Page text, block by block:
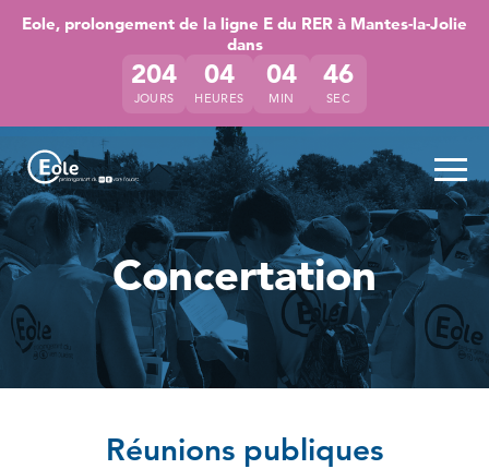
Accéder directement au contenu de la page
Accéder à la navigation principale
Accéder à la recherche
Eole, prolongement de la ligne E du RER à Mantes-la-Jolie
dans
204
JOURS
04
HEURES
04
MIN
46
SEC
Concertation
Réunions publiques